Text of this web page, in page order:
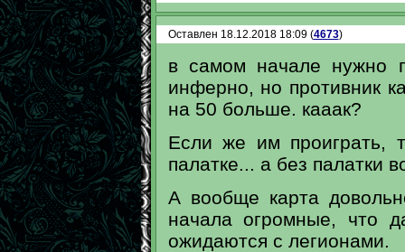
Оставлен 18.12.2018 18:09 (4673)
в самом начале нужно
инферно, но противник
на 50 больше. кааак?
Если же им проиграть,
палатке... а без палатки
А вообще карта
начала огромные, что
ожидаются с легионами.